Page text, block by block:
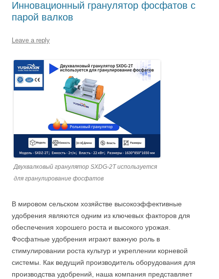
Инновационный гранулятор фосфатов с
парой валков
Leave a reply
Двухвалковый гранулятор SXDG-2T используется
для гранулирование фосфатов
В мировом сельском хозяйстве высокоэффективные
удобрения являются одним из ключевых факторов для
обеспечения хорошего роста и высокого урожая.
Фосфатные удобрения играют важную роль в
стимулировании роста культур и укреплении корневой
системы. Как ведущий производитель оборудования для
производства удобрений, наша компания представляет